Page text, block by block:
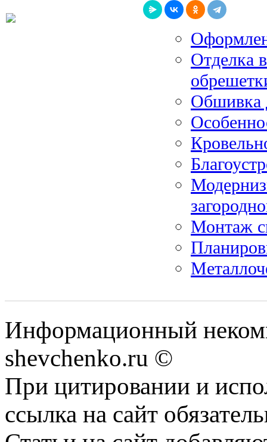
Отделка
Обшивка
Монтаж
Информационный
shevchenko.ru ©
При цитировании и
ссылка на сайт